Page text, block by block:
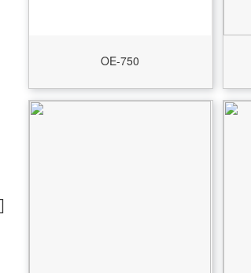
OE-750